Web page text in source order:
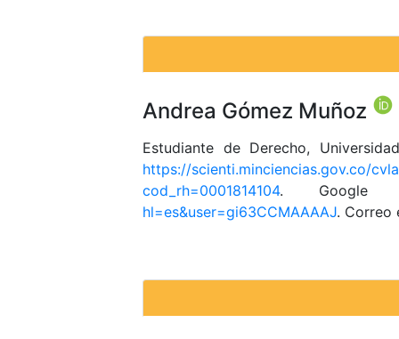
Andrea Gómez Muñoz
Estudiante de Derecho,
https://scienti.minciencias.gov.co/
cod_rh=0001814104. Google
hl=es&user=gi63CCMAAAAJ. Correo